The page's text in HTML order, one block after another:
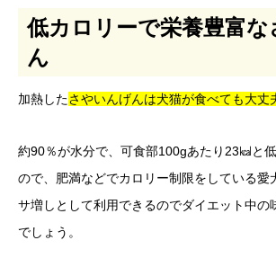
低カロリーで栄養豊富
ん
加熱したさやいんげんは犬猫が食べても大丈
約90％が水分で、可食部100gあたり23㎉と
ので、肥満などでカロリー制限をしている愛
サ増しとして利用できるのでダイエット中の
でしょう。